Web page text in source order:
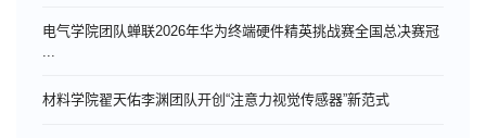
电气学院团队蝉联2026年华为终端硬件精英挑战赛全国总决赛冠
...
材料学院翟天佑李渊团队开创“注意力视觉传感器”新范式